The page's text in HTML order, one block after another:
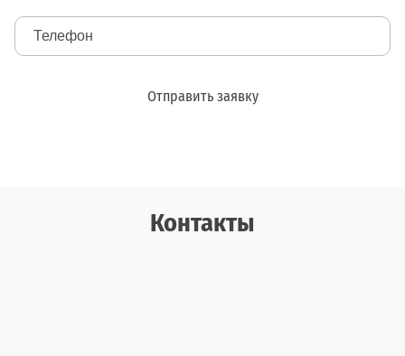
Отправить заявку
Контакты